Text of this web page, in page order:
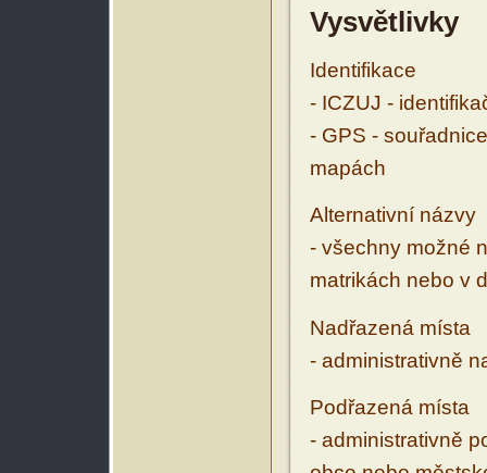
Vysvětlivky
Identifikace
- ICZUJ -
- GPS -
mapách
Alternativní názvy
- všechny možné
matrikách nebo v
Nadřazená místa
- administrativně
Podřazená místa
- administrativně